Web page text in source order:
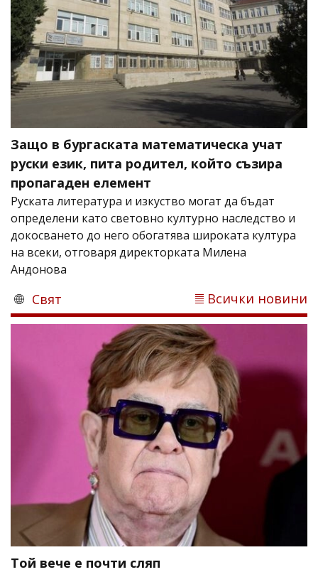
Защо в бургаската математическа учат
руски език, пита родител, който съзира
пропагаден елемент
Руската литература и изкуство могат да бъдат
определени като световно културно наследство и
докосването до него обогатява широката култура
на всеки, отговаря директорката Милена
Андонова
Свят Всички новини
Той вече е почти сляп